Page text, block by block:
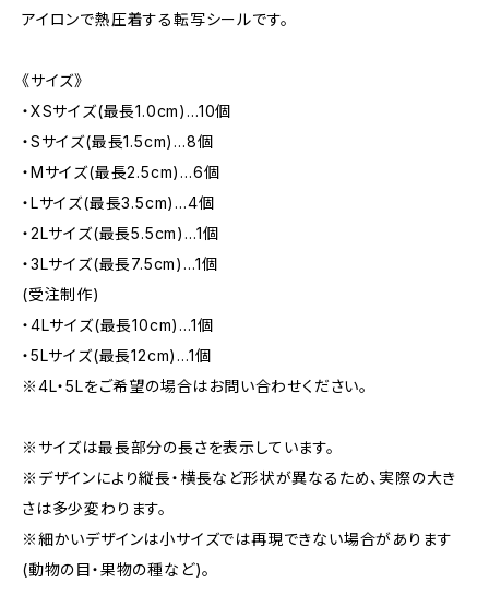
アイロンで熱圧着する転写シールです。
《サイズ》
・XSサイズ(最長1.0cm)…10個
・Sサイズ(最長1.5cm)…8個
・Mサイズ(最長2.5cm)…6個
・Lサイズ(最長3.5cm)…4個
・2Lサイズ(最長5.5cm)…1個
・3Lサイズ(最長7.5cm)…1個
(受注制作)
・4Lサイズ(最長10cm)…1個
・5Lサイズ(最長12cm)…1個
※4L・5Lをご希望の場合はお問い合わせください。
※サイズは最長部分の長さを表示しています。
※デザインにより縦長・横長など形状が異なるため、実際の大き
さは多少変わります。
※細かいデザインは小サイズでは再現できない場合があります
(動物の目・果物の種など)。